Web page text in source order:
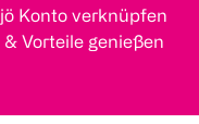
jö Konto verknüpfen
& Vorteile genießen